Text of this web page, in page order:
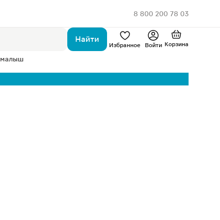
8 800 200 78 03
Найти
Избранное Войти Корзина